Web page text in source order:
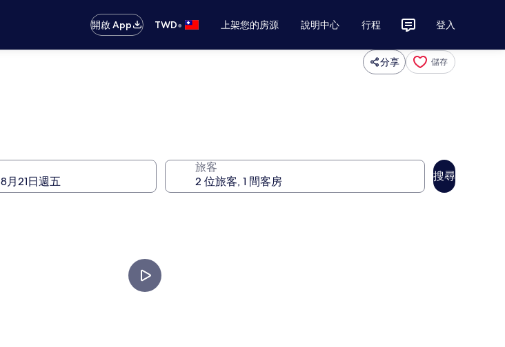
開啟 App
TWD• 上架您的房源 說明中心 行程 登入
分享 儲存
旅客
搜尋